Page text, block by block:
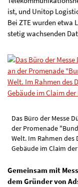
ist, und Unitop
Bei ZTE wurden etwa
stetig wachsenden
Das Büro der Messe
der Promenade
Welt. Im Rahmen des
Gebäude im Claim
Gemeinsam mit
dem Gründer von